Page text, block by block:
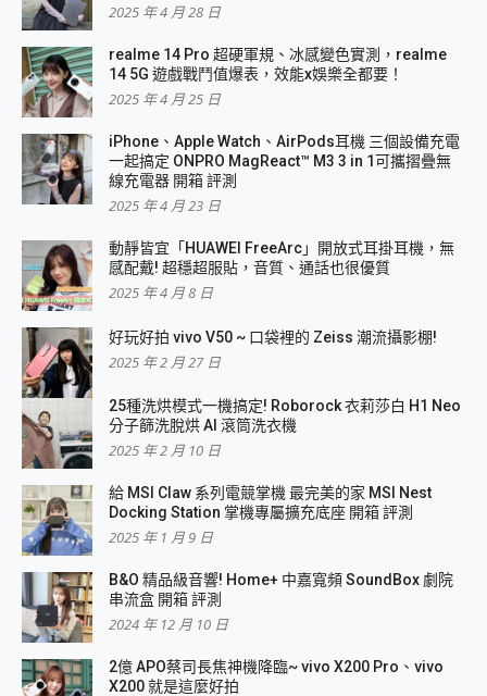
2025 年 4 月 28 日
realme 14 Pro 超硬軍規、冰感變色實測，realme
14 5G 遊戲戰鬥值爆表，效能x娛樂全都要！
2025 年 4 月 25 日
iPhone、Apple Watch、AirPods耳機 三個設備充電
一起搞定 ONPRO MagReact™ M3 3 in 1可攜摺疊無
線充電器 開箱 評測
2025 年 4 月 23 日
動靜皆宜「HUAWEI FreeArc」開放式耳掛耳機，無
感配戴! 超穩超服貼，音質、通話也很優質
2025 年 4 月 8 日
好玩好拍 vivo V50 ~ 口袋裡的 Zeiss 潮流攝影棚!
2025 年 2 月 27 日
25種洗烘模式一機搞定! Roborock 衣莉莎白 H1 Neo
分子篩洗脫烘 AI 滾筒洗衣機
2025 年 2 月 10 日
給 MSI Claw 系列電競掌機 最完美的家 MSI Nest
Docking Station 掌機專屬擴充底座 開箱 評測
2025 年 1 月 9 日
B&O 精品級音響! Home+ 中嘉寬頻 SoundBox 劇院
串流盒 開箱 評測
2024 年 12 月 10 日
2億 APO蔡司長焦神機降臨~ vivo X200 Pro、vivo
X200 就是這麼好拍